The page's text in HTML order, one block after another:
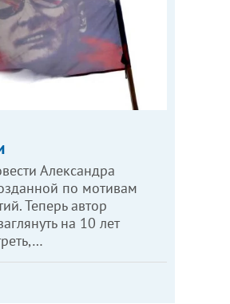
Александра
по мотивам
Теперь автор
на 10 лет